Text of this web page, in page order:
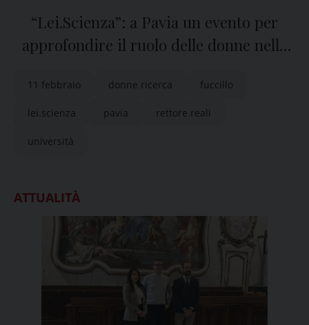
“Lei.Scienza”: a Pavia un evento per
approfondire il ruolo delle donne nella
11 febbraio donne ricerca fuccillo
lei.scienza pavia rettore reali
università
ATTUALITÀ